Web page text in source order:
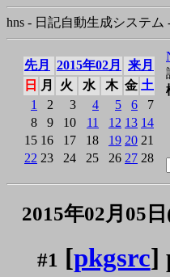
hns - 日記自動生成システム
先月 2015年02月
来月
日
月 火 水 木 金 土
1
2 3 4 5 6
7
8
9 10 11 12 13 14
15 16 17 18 19 20 21
22 23 24 25 26 27 28
2015年02月05
#1 [pkgsrc]